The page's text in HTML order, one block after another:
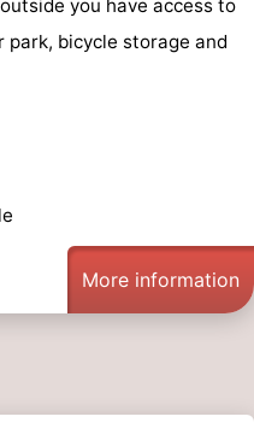
you have access to
bicycle storage and
More information